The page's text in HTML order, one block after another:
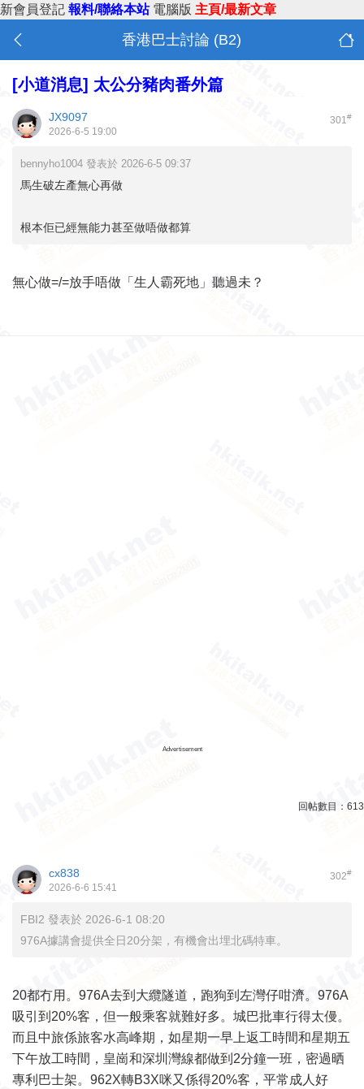
新會員登記 報料/聯絡本站 電腦版 主頁/最新文章
香港巴士討論 (B2)
[小道消息] 太公分豬肉番外篇
301#
JX9097
2026-6-5 19:00
bennyho1004 發表於 2026-6-5 09:37
馬生破左產無心再做
根本佢已經無能力甚至做唔做都算
無心做=/=放手唔做「生人霸死地」聽過未？
Advertisement
回帖數目： 613
302#
cx838
2026-6-6 15:41
FBI2 發表於 2026-6-1 08:20
976A據講會提供全日20分架，有機會出埋北碼特車。
20都冇用。976A去到大纜隧道，跑狗到左灣仔咁濟。976A
吸引到20%客，但一般乘客就難好多。城巴批車行得太僈。
而且中旅係旅客水高峰期，如星期一早上返工時間和星期五
下午放工時間，皇崗和深圳灣線都做到2分鐘一班，密過晒
專利巴士架。962X轉B3X咪又係得20%客，平常成人好